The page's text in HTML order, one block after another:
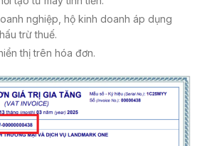
nghiệp, hộ kinh doanh áp dụng
trừ thuế.
thị trên hóa đơn.